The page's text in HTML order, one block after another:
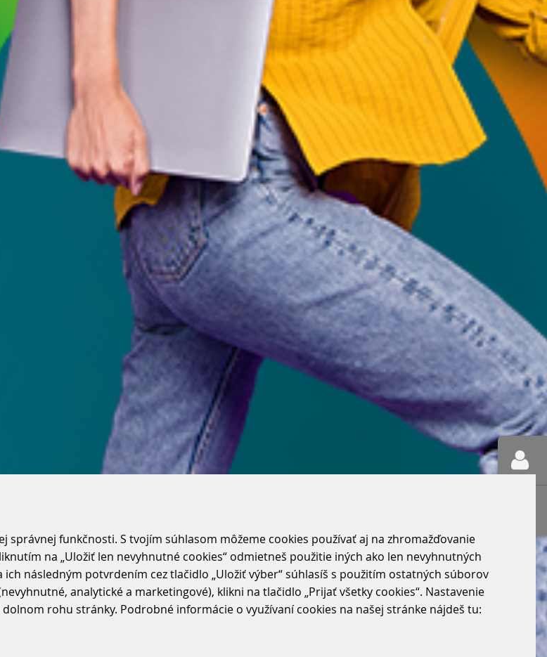
správnej funkčnosti. S tvojím súhlasom môžeme cookies používať aj na zhromažďovanie
na „Uložiť len nevyhnutné cookies“ odmietneš použitie iných ako len nevyhnutných
ich následným potvrdením cez tlačidlo „Uložiť výber“ súhlasíš s použitím ostatných súborov
analytické a marketingové), klikni na tlačidlo „Prijať všetky cookies“. Nastavenie
rohu stránky. Podrobné informácie o využívaní cookies na našej stránke nájdeš tu: